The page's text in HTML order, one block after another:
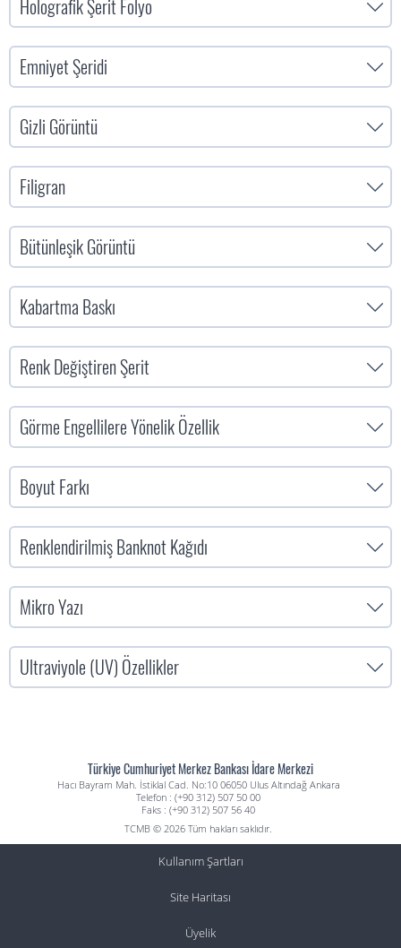
Holografik Şerit Folyo
Emniyet Şeridi
Gizli Görüntü
Filigran
Bütünleşik Görüntü
Kabartma Baskı
Renk Değiştiren Şerit
Görme Engellilere Yönelik Özellik
Boyut Farkı
Renklendirilmiş Banknot Kağıdı
Mikro Yazı
Ultraviyole (UV) Özellikler
Türkiye Cumhuriyet Merkez Bankası İdare Merkezi
Hacı Bayram Mah. İstiklal Cad. No:10 06050 Ulus Altındağ Ankara
Telefon : (+90 312) 507 50 00
Faks : (+90 312) 507 56 40
TCMB © 2026 Tüm hakları saklıdır.
Kullanım Şartları
Site Haritası
Üyelik